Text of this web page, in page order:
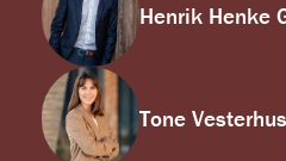
Henrik Henke
Tone Vesterhus